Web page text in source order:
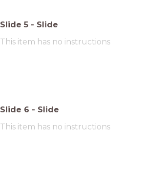
Slide 5 - Slide
This item has no instructions
Slide 6 - Slide
This item has no instructions